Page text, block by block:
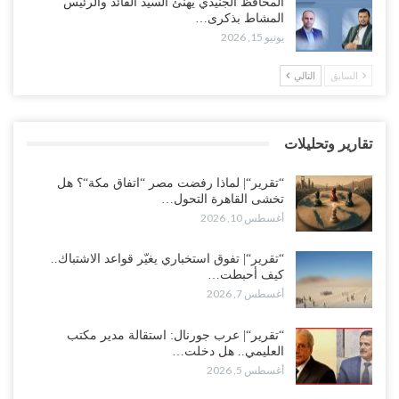
أغسطس 8, 2026
السعودية تحاول احتواء بن بريك بعد تهديده بالمواجهة.. هل بدأت معركة
إسكات الصوت الحضرمي..!
المحافظ الجنيدي يحذر من خطورة المخططات السعودية على ابناء
الجنوب..!
أغسطس 8, 2026
“تقرير“| تفوق استخباري يغيّر قواعد الاشتباك.. كيف أحبطت صنعاء
الهجوم السعودي قبل انطلاقه..!
“شبوة“| الرياض تستبق نهب نفط ثاني محافظة يمنية بالإطاحة بقادة
أغسطس 7, 2026
“أبين“| احتجاجًا على تردي الأوضاع المعيشية.. إضراب يشل سوق الرباط
المشاط بذكرى…
يونيو 15, 2026
السابق التالي
تقارير وتحليلات
“تقرير“| لماذا رفضت مصر “اتفاق مكة“؟ هل
تخشى القاهرة التحول…
أغسطس 10, 2026
“تقرير“| تفوق استخباري يغيّر قواعد الاشتباك..
كيف أحبطت…
أغسطس 7, 2026
“تقرير“| عرب جورنال: استقالة مدير مكتب
العليمي.. هل دخلت…
أغسطس 5, 2026